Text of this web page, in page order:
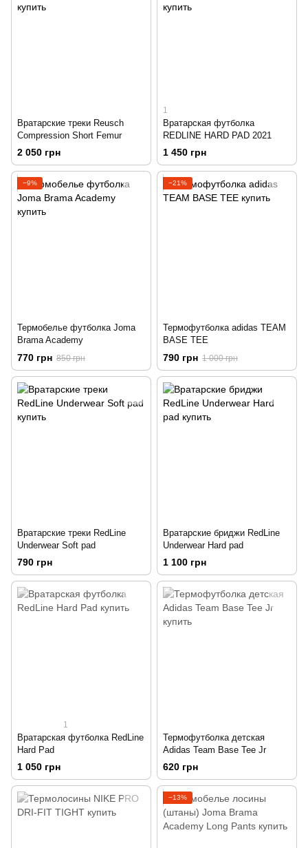
Вратарские треки Reusch
Compression Short Femur
2 050 грн
1
Вратарская футболка
REDLINE HARD PAD 2021
1 450 грн
−9%
Термобелье футболка Joma
Brama Academy
770 грн 850 грн
−21%
Термофутболка adidas TEAM
BASE TEE
790 грн 1 000 грн
Вратарские треки RedLine
Underwear Soft pad
790 грн
Вратарские бриджи RedLine
Underwear Hard pad
1 100 грн
1
Вратарская футболка RedLine
Hard Pad
1 050 грн
Термофутболка детская
Adidas Team Base Tee Jr
620 грн
−13%